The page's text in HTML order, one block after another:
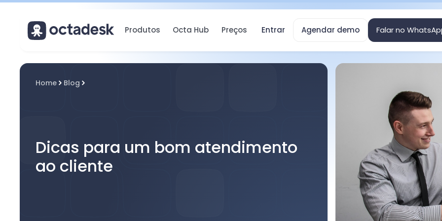
Entrar Agendar demo Falar no
Produtos Octa Hub Preços
Home Blog
Dicas para um bom atendimento
ao cliente